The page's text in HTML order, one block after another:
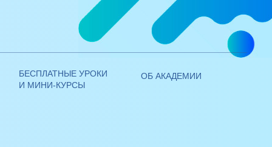
ЭИОС ЛИЧНЫЙ КАБИНЕТ
+7 (800) 250 - 14 - 28
+7 (495) 970 - 21 - 00
БЕСПЛАТНЫЕ УРОКИ
И МИНИ-КУРСЫ
ОБ АКАДЕМИИ